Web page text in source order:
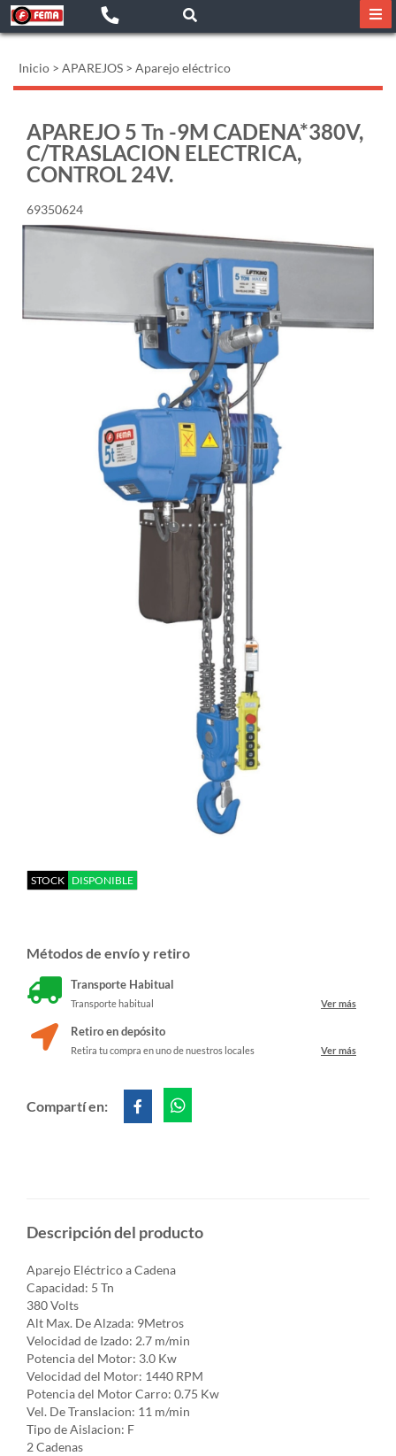
Inicio > APAREJOS > Aparejo eléctrico
APAREJO 5 Tn -9M CADENA*380V,
C/TRASLACION ELECTRICA,
CONTROL 24V.
69350624
STOCK DISPONIBLE
Métodos de envío y retiro
Transporte Habitual
Transporte habitual Ver más
Retiro en depósito
Retira tu compra en uno de nuestros locales Ver más
Compartí en:
Descripción del producto
Aparejo Eléctrico a Cadena
Capacidad: 5 Tn
380 Volts
Alt Max. De Alzada: 9Metros
Velocidad de Izado: 2.7 m/min
Potencia del Motor: 3.0 Kw
Velocidad del Motor: 1440 RPM
Potencia del Motor Carro: 0.75 Kw
Vel. De Translacion: 11 m/min
Tipo de Aislacion: F
2 Cadenas